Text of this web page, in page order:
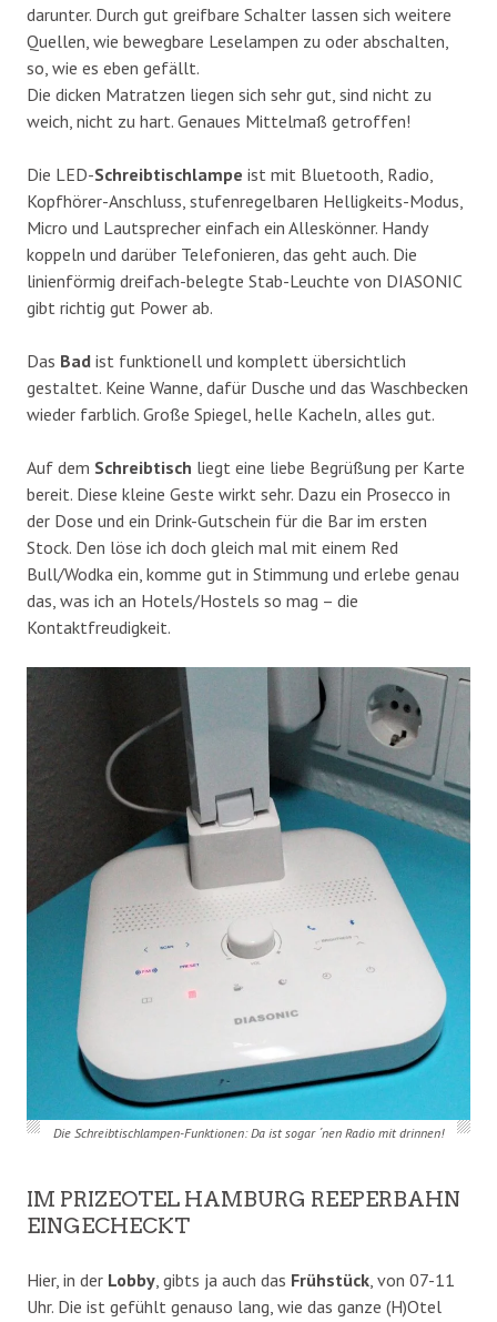
darunter. Durch gut greifbare Schalter lassen sich weitere
Quellen, wie bewegbare Leselampen zu oder abschalten,
so, wie es eben gefällt.
Die dicken Matratzen liegen sich sehr gut, sind nicht zu
weich, nicht zu hart. Genaues Mittelmaß getroffen!
Die LED-Schreibtischlampe ist mit Bluetooth, Radio,
Kopfhörer-Anschluss, stufenregelbaren Helligkeits-Modus,
Micro und Lautsprecher einfach ein Alleskönner. Handy
koppeln und darüber Telefonieren, das geht auch. Die
linienförmig dreifach-belegte Stab-Leuchte von DIASONIC
gibt richtig gut Power ab.
Das Bad ist funktionell und komplett übersichtlich
gestaltet. Keine Wanne, dafür Dusche und das Waschbecken
wieder farblich. Große Spiegel, helle Kacheln, alles gut.
Auf dem Schreibtisch liegt eine liebe Begrüßung per Karte
bereit. Diese kleine Geste wirkt sehr. Dazu ein Prosecco in
der Dose und ein Drink-Gutschein für die Bar im ersten
Stock. Den löse ich doch gleich mal mit einem Red
Bull/Wodka ein, komme gut in Stimmung und erlebe genau
das, was ich an Hotels/Hostels so mag – die
Kontaktfreudigkeit.
Die Schreibtischlampen-Funktionen: Da ist sogar ´nen Radio mit drinnen!
IM PRIZEOTEL HAMBURG REEPERBAHN
EINGECHECKT
Hier, in der Lobby , gibts ja auch das Frühstück , von 07-11
Uhr. Die ist gefühlt genauso lang, wie das ganze (H)Otel